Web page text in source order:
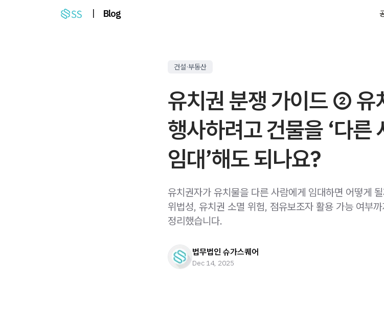
| Blog
건설·부동산
유치권 분쟁 가이드 ② 유
행사하려고 건물을 ‘다른
임대’해도 되나요?
유치권자가 유치물을 다른 사람에게 임대하면 어떻게
위법성, 유치권 소멸 위험, 점유보조자 활용 가능 여부
정리했습니다.
법무법인 슈가스퀘어
Dec 14, 2025